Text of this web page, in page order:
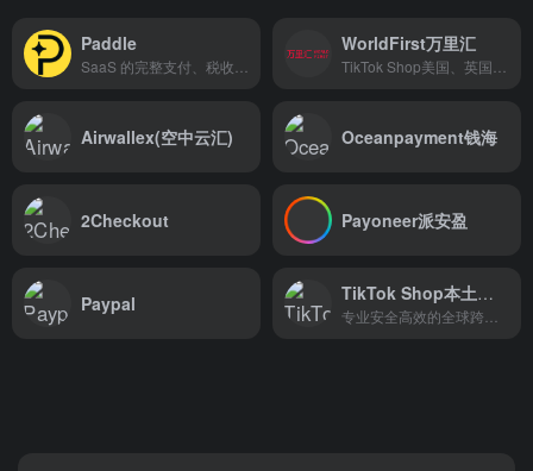
Paddle WorldFirst万里汇
Airwallex(空中云汇) Oceanpayment钱海
2Checkout Payoneer派安盈
Paypal TikTok Shop本土收款-连连国际